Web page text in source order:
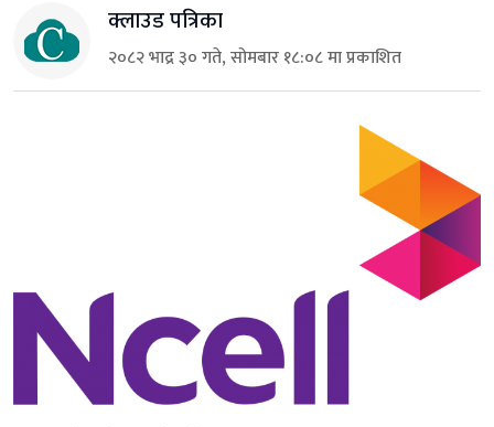
क्लाउड पत्रिका
२०८२ भाद्र ३० गते, सोमबार १८:०८ मा प्रकाशित